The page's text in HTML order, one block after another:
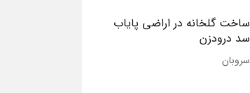
ساخت گلخانه در اراضی پایاب
سد درودزن
سروبان